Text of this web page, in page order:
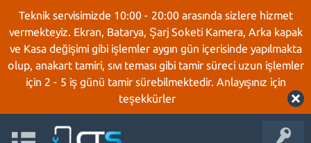
Teknik servisimizde 10:00 - 20:00 arasında sizlere hizmet
vermekteyiz. Ekran, Batarya, Şarj Soketi Kamera, Arka kapak
ve Kasa değişimi gibi işlemler aygın gün içerisinde yapılmakta
olup, anakart tamiri, sıvı teması gibi tamir süreci uzun işlemler
için 2 - 5 iş günü tamir sürebilmektedir. Anlayışınız için
teşekkürler